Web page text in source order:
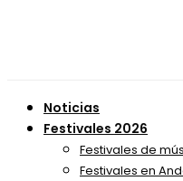
Noticias
Festivales 2026
Festivales de
Festivales en